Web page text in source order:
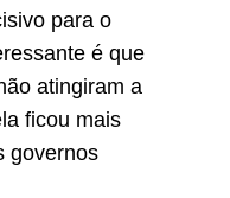
para o
é que
atingiram a
ficou mais
governos